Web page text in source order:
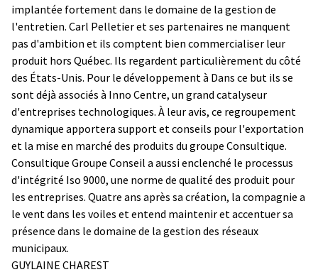
implantée fortement dans le domaine de la gestion de
l'entretien. Carl Pelletier et ses partenaires ne manquent
pas d'ambition et ils comptent bien commercialiser leur
produit hors Québec. Ils regardent particulièrement du côté
des États-Unis. Pour le développement à Dans ce but ils se
sont déjà associés à Inno Centre, un grand catalyseur
d'entreprises technologiques. À leur avis, ce regroupement
dynamique apportera support et conseils pour l'exportation
et la mise en marché des produits du groupe Consultique.
Consultique Groupe Conseil a aussi enclenché le processus
d'intégrité Iso 9000, une norme de qualité des produit pour
les entreprises. Quatre ans après sa création, la compagnie a
le vent dans les voiles et entend maintenir et accentuer sa
présence dans le domaine de la gestion des réseaux
municipaux.
GUYLAINE CHAREST